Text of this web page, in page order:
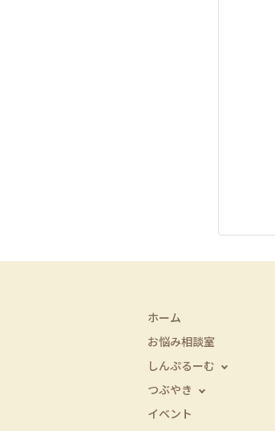
ホーム
お悩み相談室
しんぷるーむ
つぶやき
イベント